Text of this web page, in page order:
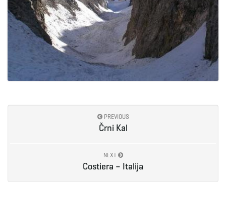
PREVIOUS
Črni Kal
NEXT
Costiera – Italija